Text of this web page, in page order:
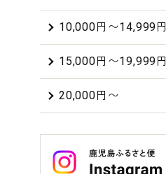
10,000円〜14,999円
15,000円〜19,999円
20,000円〜